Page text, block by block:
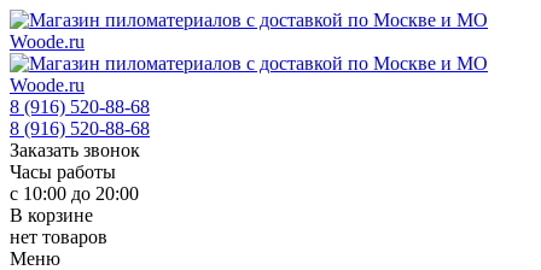
8 (916) 520-88-68
8 (916) 520-88-68
Заказать звонок
Часы работы
с 10:00 до 20:00
В корзине
нет товаров
Меню